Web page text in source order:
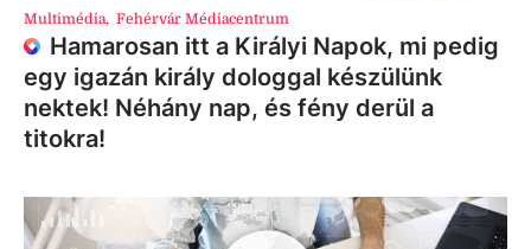
Multimédia, Fehérvár Médiacentrum
Hamarosan itt a Királyi Napok, mi pedig
egy igazán király dologgal készülünk
nektek! Néhány nap, és fény derül a
titokra!